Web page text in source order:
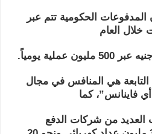
الحكومية تتم عبر
خلال العام
هي المنافس في مجال
فاينانس”، كما
العديد من شركات الدفع